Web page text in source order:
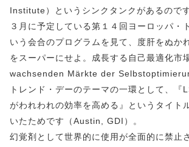
Institute）というシンクタンクがあるので
３月に予定している第１４回ヨーロッパ・
いう会合のプログラムを見て、度肝をぬか
をスーパーにせよ。成長する自己最適化市
wachsenden Märkte der
トレンド・デーのテーマの一環として、『
がわれわれの効率を高める』というタイト
いたためです（Austin, GDI）。
幻覚剤として世界的に使用が全面的に禁止